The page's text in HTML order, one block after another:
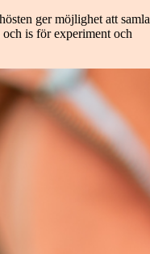
ger möjlighet att samla
is för experiment och